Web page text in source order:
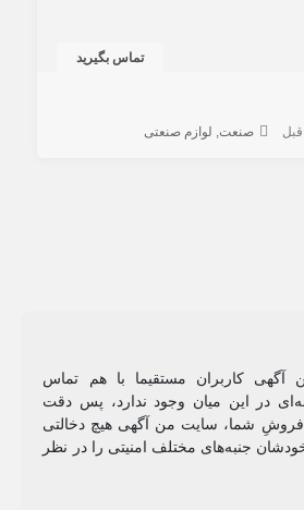
تماس بگیرید
صنعت لوازم صنعتی
آگهی کاربران مستقیما با هم تماس
در این میان وجود ندارد، پس دقت
فروشِ شما، سایت من آگهی هیچ دخالتی
خودشان جنبه‌های مختلف امنیتی را در نظر